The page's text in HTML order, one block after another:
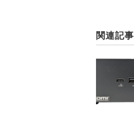
関連記事